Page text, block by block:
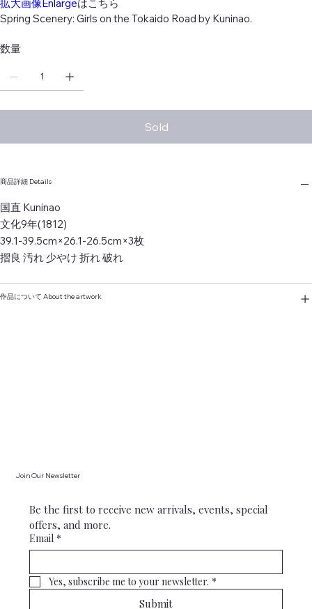
拡大画像Enlargeはこちら
Spring Scenery: Girls on the Tokaido Road by Kuninao.
数量
Sold
商品詳細 Details
国直 Kuninao
文化9年(1812)
39.1-39.5cm×26.1-26.5cm×3枚
摺良 汚れ 少やけ 折れ 破れ
作品について About the artwork
Join Our Newsletter
Be the first to receive new arrivals, events, special
offers, and more.
Email *
Yes, subscribe me to your newsletter. *
Submit